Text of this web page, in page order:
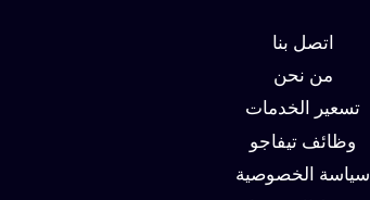
اتصل بنا
من نحن
تسعير الخدمات
وظائف تيفاجو
سياسة الخصوصية